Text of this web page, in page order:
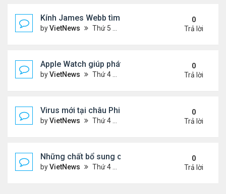
Kính James Webb tìm thấy thiên hà cổ xưa nhất
byVietNews Thứ 5 Tháng 7 21, 2022 11:05 am
0
Trả lời
Apple Watch giúp phát hiện khối u
byVietNews Thứ 4 Tháng 7 20, 2022 5:02 pm
0
Trả lời
Virus mới tại châu Phi nguy hiểm thế nào
byVietNews Thứ 4 Tháng 7 20, 2022 3:18 pm
0
Trả lời
Những chất bổ sung có thể giúp giảm huyết áp
byVietNews Thứ 4 Tháng 7 20, 2022 11:29 am
0
Trả lời